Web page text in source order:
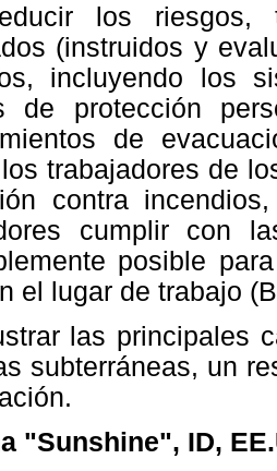
los riesgos,
(instruidos y
incluyendo los
de protección
de
trabajadores de
contra
cumplir con
posible
el lugar de trabajo
las principales
subterráneas, un
"Sunshine", ID,